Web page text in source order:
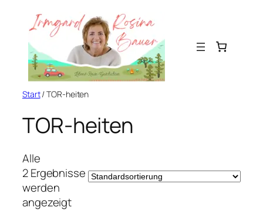
Inhalt
springen
Start/ TOR-heiten
TOR-heiten
Alle
2 Ergebnisse
werden
angezeigt